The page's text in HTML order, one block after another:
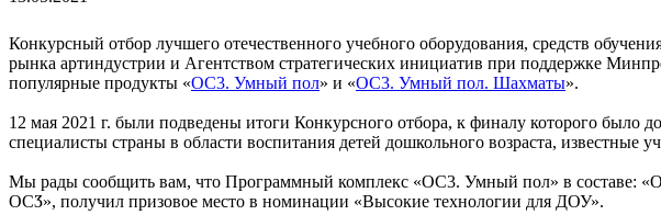
Конкурсный отбор лучшего отечественного учебного оборудования, средств
рынка артиндустрии и Агентством стратегических инициатив при поддержке
популярные продукты «ОС3. Умный пол» и «ОС3. Умный пол. Шахматы».
12 мая 2021 г. были подведены итоги Конкурсного отбора, к финалу которого было
специалисты страны в области воспитания детей дошкольного возраста, известные
Мы рады сообщить вам, что Программный комплекс «ОС3. Умный пол» в
ОСӠ», получил призовое место в номинации «Высокие технологии для ДОУ».